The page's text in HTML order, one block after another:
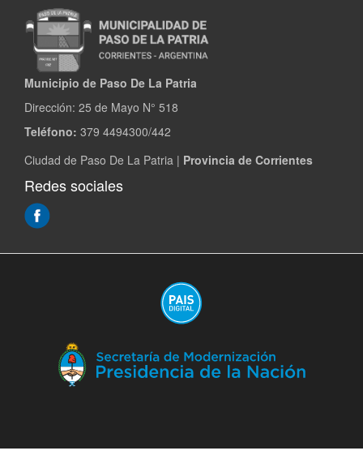
Municipio de Paso De La Patria
Dirección: 25 de Mayo N° 518
Teléfono: 379 4494300/442
Ciudad de Paso De La Patria | Provincia de Corrientes
Redes sociales